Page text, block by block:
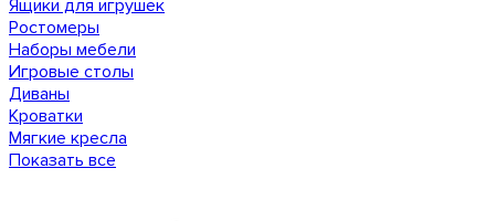
Ящики для игрушек
Ростомеры
Наборы мебели
Игровые столы
Диваны
Кроватки
Мягкие кресла
Показать все